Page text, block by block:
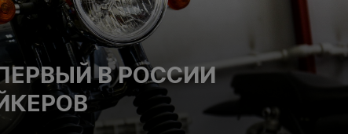
В РОССИИ